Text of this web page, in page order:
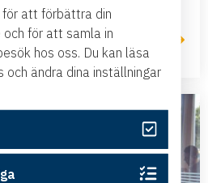
för att förbättra din
för att samla in
hos oss. Du kan läsa
och ändra dina inställningar